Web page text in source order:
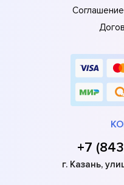
+7
г. Казань,